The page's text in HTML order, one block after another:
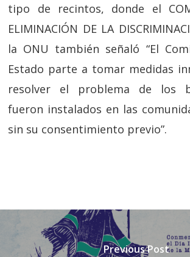
tipo de recintos, donde el
ELIMINACIÓN DE LA
la ONU también señaló “El
Estado parte a tomar medidas
resolver el problema de los
fueron instalados en las
sin su consentimiento previo”.
Previous Post